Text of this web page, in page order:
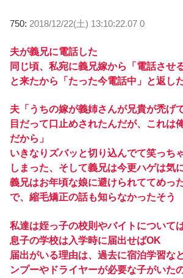
750: 2018/12/22(土) 13:10:22.07 0
夫が義兄に電話した
同じ頃、私宛に義兄嫁から「電話させ
と来たから「たった今電話中」と返し
夫「うちの嫁が義姉さんが兄貴が禿げ
目だって口止めされたんだが、これは
だから」
いきなりズバッと切り込んでて笑っち
しまった、そして義兄は今更ハゲは気
義兄はお年頃な娘に避けられててめっ
で、縮毛矯正の話も知らなかったそう
私達は姪っ子の校則やバイトについて
息子の学校は入学時に届出せばOK
届出がいる理由は、過去に宿泊学習な
ンプーやドライヤーが必要な子がいた